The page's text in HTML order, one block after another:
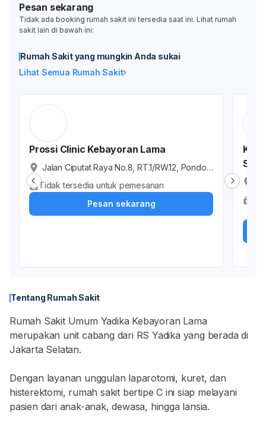
Pesan sekarang
Tidak ada booking rumah sakit ini tersedia saat ini. Lihat rumah
sakit lain di bawah ini:
Rumah Sakit yang mungkin Anda sukai
Lihat Semua Rumah Sakit
Prossi Clinic Kebayoran Lama
Jalan Ciputat Raya No.8, RT.1/RW.12, Pondok
Pinang, Kebayoran Lama, Kota Jakarta Selat
an, Daerah Khusus Ibukota Jakarta, Indonesi
Tidak tersedia untuk pemesanan
Pesan sekarang
Tentang Rumah Sakit
Rumah Sakit Umum Yadika Kebayoran Lama
merupakan unit cabang dari RS Yadika yang berada di
Jakarta Selatan.
Dengan layanan unggulan laparotomi, kuret, dan
histerektomi, rumah sakit bertipe C ini siap melayani
pasien dari anak-anak, dewasa, hingga lansia.